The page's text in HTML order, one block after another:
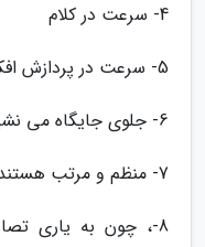
4- سرعت در کلام
5- سرعت در پردازش افکار
6- جلوی جایگاه می نشینند (معمولا تکیه نمی دهند)
7- منظم و مرتب هستند.
8-، چون به یاری